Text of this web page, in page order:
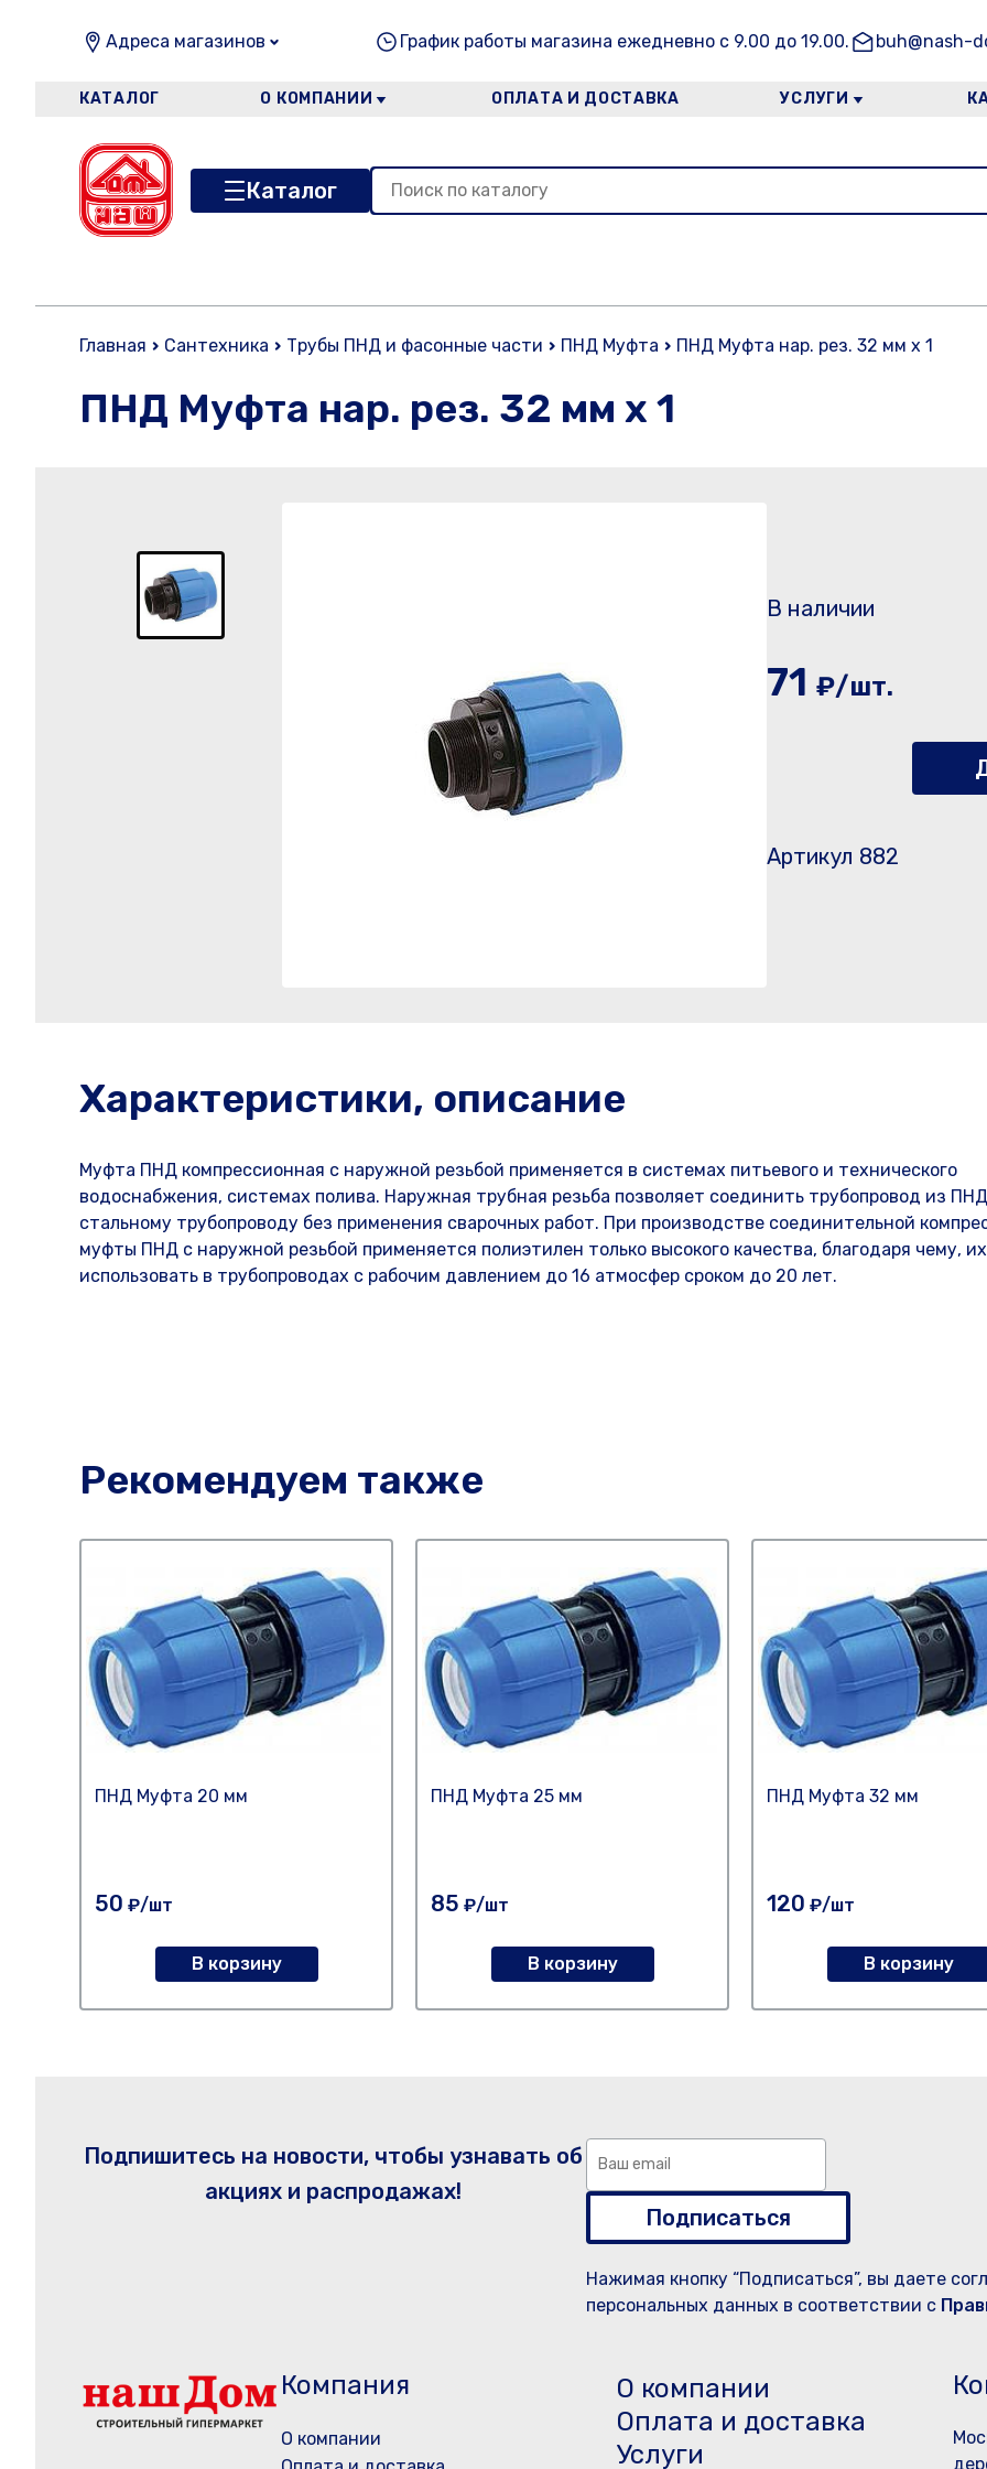
Адреса магазинов График работы магазина ежедневно с 9.00 до 19.00. buh@nash-
КАТАЛОГ О КОМПАНИИ ОПЛАТА И ДОСТАВКА УСЛУГИ
Каталог
Главная Сантехника Трубы ПНД и фасонные части ПНД Муфта ПНД Муфта нар. рез. 32 мм х 1
ПНД Муфта нар. рез. 32 мм х 1
В наличии
71 ₽/шт.
Артикул 882
Характеристики, описание
Муфта ПНД компрессионная с наружной резьбой применяется в системах питьевого и технического
водоснабжения, системах полива. Наружная трубная резьба позволяет соединить трубопровод из
стальному трубопроводу без применения сварочных работ. При производстве соединительной
муфты ПНД с наружной резьбой применяется полиэтилен только высокого качества, благодаря чему,
использовать в трубопроводах с рабочим давлением до 16 атмосфер сроком до 20 лет.
Рекомендуем также
ПНД Муфта 20 мм
50 ₽/шт
В корзину
ПНД Муфта 25 мм
85 ₽/шт
В корзину
ПНД Муфта 32 мм
120 ₽/шт
В корзину
Подпишитесь на новости, чтобы узнавать об
акциях и распродажах!
Подписаться
Нажимая кнопку “Подписаться”, вы даете
персональных данных в соответствии с
Компания
О компании
О компании
Оплата и доставка
Услуги